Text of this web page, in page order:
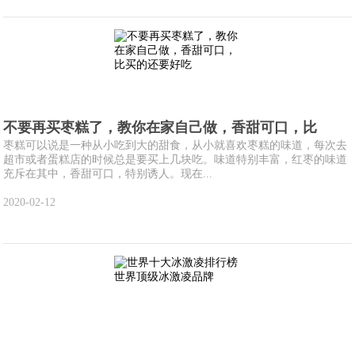
不要再买枣糕了，教你在家自己做，香甜可口，比
枣糕可以说是一种从小吃到大的甜食，从小就喜欢枣糕的味道，每次去
超市或者蛋糕店的时候总是要买上几块吃。味道特别丰富，红枣的味道
充斥在其中，香甜可口，特别诱人。现在...
2020-02-12